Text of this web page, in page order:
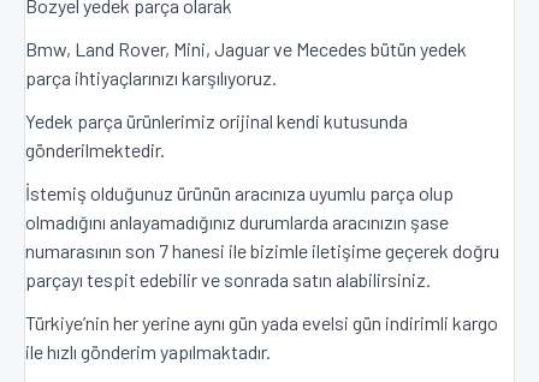
Bozyel yedek parça olarak
Bmw, Land Rover, Mini, Jaguar ve Mecedes bütün yedek
parça ihtiyaçlarınızı karşılıyoruz.
Yedek parça ürünlerimiz orijinal kendi kutusunda
gönderilmektedir.
İstemiş olduğunuz ürünün aracınıza uyumlu parça olup
olmadığını anlayamadığınız durumlarda aracınızın şase
numarasının son 7 hanesi ile bizimle iletişime geçerek doğru
parçayı tespit edebilir ve sonrada satın alabilirsiniz.
Türkiye’nin her yerine aynı gün yada evelsi gün indirimli kargo
ile hızlı gönderim yapılmaktadır.